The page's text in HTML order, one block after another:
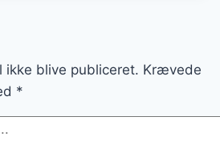
ikke blive publiceret. Krævede
*